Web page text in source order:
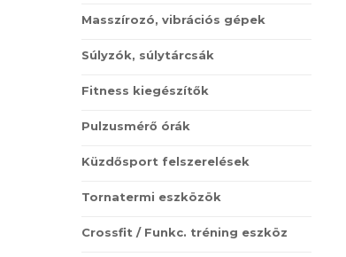
Masszírozó, vibrációs gépek
Súlyzók, súlytárcsák
Fitness kiegészítők
Pulzusmérő órák
Küzdősport felszerelések
Tornatermi eszközök
Crossfit / Funkc. tréning eszköz